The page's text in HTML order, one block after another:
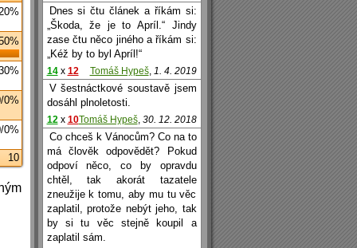
0%
0%
10
Dnes si čtu článek a říkám si:
„Škoda, že je to Apríl.“ Jindy
zase čtu něco jiného a říkám si:
„Kéž by to byl Apríl!“
14x 12 Tomáš Hypeš, 1. 4. 2019
V šestnáctkové soustavě jsem
dosáhl plnoletosti.
12x 10Tomáš Hypeš, 30. 12. 2018
Co chceš k Vánocům? Co na to
má člověk odpovědět? Pokud
odpoví něco, co by opravdu
chtěl, tak akorát tazatele
zneužije k tomu, aby mu tu věc
zaplatil, protože nebýt jeho, tak
by si tu věc stejně koupil a
zaplatil sám.